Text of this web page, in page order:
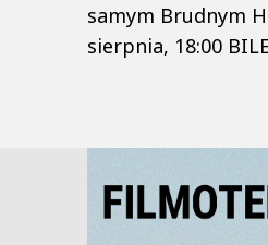
samym Brudnym
sierpnia, 18:00